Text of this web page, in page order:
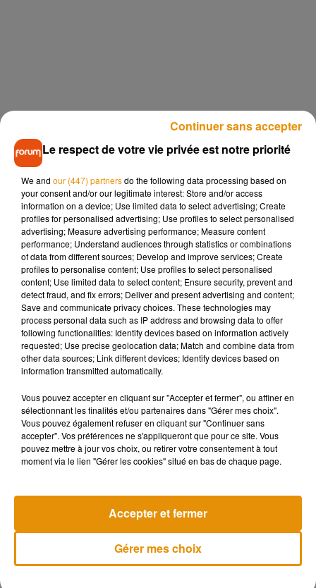
Musique
Madonna sort enfin le remix de « Love
Sensation » avec Kylie Minogue
Le respect de votre vie privée est notre priorité
We and our (447) partnersdo the following data processing based on
your consent and/or our legitimate interest: Store and/or access
information on a device; Use limited data to select advertising; Create
profiles for personalised advertising; Use profiles to select personalised
advertising; Measure advertising performance; Measure content
performance; Understand audiences through statistics or combinations
of data from different sources; Develop and improve services; Create
profiles to personalise content; Use profiles to select personalised
content; Use limited data to select content; Ensure security, prevent and
detect fraud, and fix errors; Deliver and present advertising and content;
Save and communicate privacy choices. These technologies may
process personal data such as IP address and browsing data to offer
following functionalities: Identify devices based on information actively
requested; Use precise geolocation data; Match and combine data from
other data sources; Link different devices; Identify devices based on
information transmitted automatically.
Vous pouvez accepter en cliquant sur "Accepter et fermer", ou affiner en
sélectionnant les finalités et/ou partenaires dans "Gérer mes choix".
Vous pouvez également refuser en cliquant sur "Continuer sans
accepter". Vos préférences ne s'appliqueront que pour ce site. Vous
pouvez mettre à jour vos choix, ou retirer votre consentement à tout
moment via le lien "Gérer les cookies" situé en bas de chaque page.
Gérer mes choix
Accepter et fermer
Continuer sans accepter